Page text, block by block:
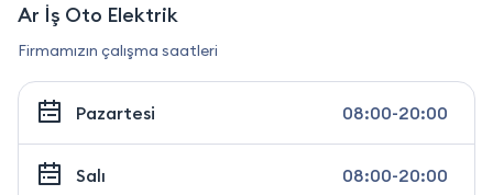
Ar İş Oto Elektrik
Firmamızın çalışma saatleri
Pazartesi 08:00-20:00
Salı 08:00-20:00